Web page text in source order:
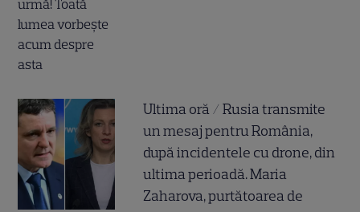
Ultima oră / Rusia transmite
un mesaj pentru România,
după incidentele cu drone, din
ultima perioadă. Maria
Zaharova, purtătoarea de